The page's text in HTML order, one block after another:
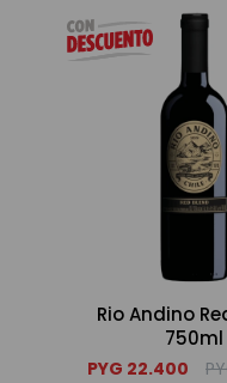
Rio Andino
750ml
PYG 22.400